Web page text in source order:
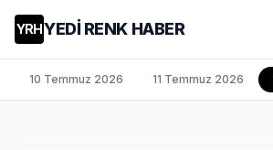
YRHYEDİ RENK HABER
10 Temmuz 2026 11 Temmuz 2026